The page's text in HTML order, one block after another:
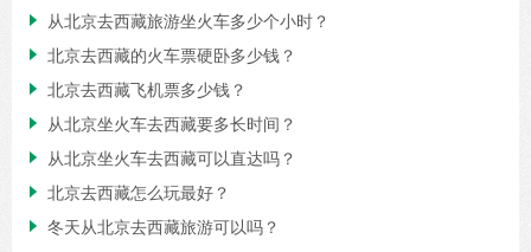
 从北京去西藏旅游坐火车多少个小时？
 北京去西藏的火车票硬卧多少钱？
 北京去西藏飞机票多少钱？
 从北京坐火车去西藏要多长时间？
 从北京坐火车去西藏可以直达吗？
 北京去西藏怎么玩最好？
 冬天从北京去西藏旅游可以吗？